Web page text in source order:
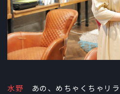
水野 あの、めちゃくちゃリ